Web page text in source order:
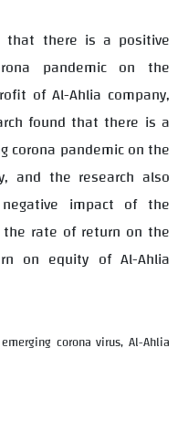
that there is a positive
pandemic on the
of Al-Ahlia company,
found that there is a
corona pandemic on the
and the research also
negative impact of the
the rate of return on the
on equity of Al-Ahlia
corona virus, Al-Ahlia